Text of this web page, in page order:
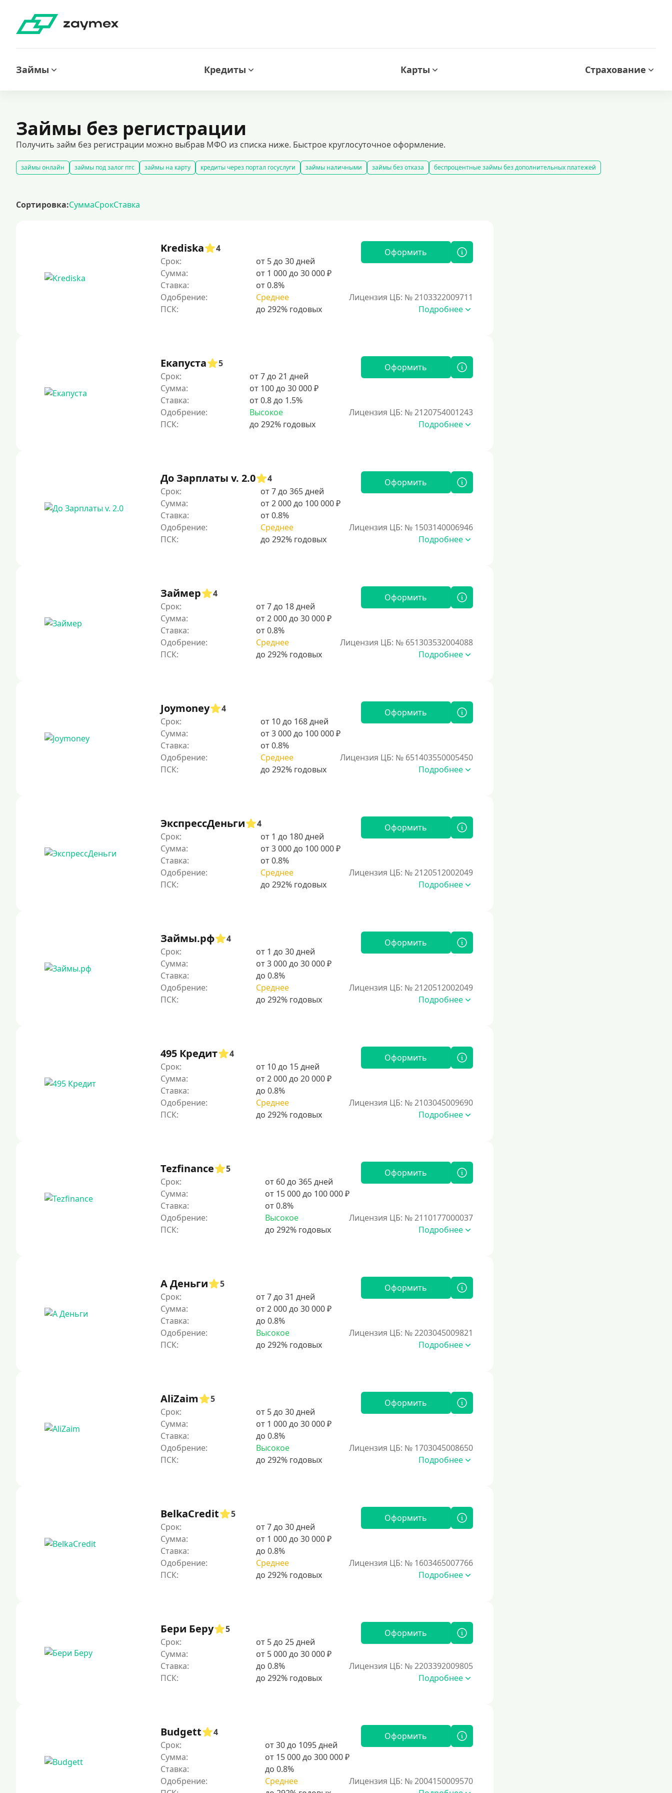
Займы Кредиты Карты Страхование
Займы без регистрации
Получить займ без регистрации можно выбрав МФО из списка ниже. Быстрое круглосуточное оформление.
займы онлайн займы под залог птс займы на карту кредиты через портал госуслуги займы наличными займы без отказа
беспроцентные займы без дополнительных платежей
Сортировка:СуммаСрокСтавка
Krediska
4
Срок:
от 5 до 30 дней
Сумма:
от 1 000 до 30 000 ₽
Ставка:
от 0.8%
Одобрение:
Среднее
Оформить
Лицензия ЦБ: № 2103322009711
Подробнее
Екапуста
5
Срок:
от 7 до 21 дней
Сумма:
от 100 до 30 000 ₽
Ставка:
от 0.8 до 1.5%
Одобрение:
Высокое
Оформить
Лицензия ЦБ: № 2120754001243
Подробнее
До Зарплаты v. 2.0
4
Срок:
от 7 до 365 дней
Сумма:
от 2 000 до 100 000 ₽
Ставка:
от 0.8%
Одобрение:
Среднее
Оформить
Лицензия ЦБ: № 1503140006946
Подробнее
Займер
4
Срок:
от 7 до 18 дней
Сумма:
от 2 000 до 30 000 ₽
Ставка:
от 0.8%
Одобрение:
Среднее
Оформить
Лицензия ЦБ: № 651303532004088
Подробнее
Joymoney
4
Срок:
от 10 до 168 дней
Сумма:
от 3 000 до 100 000 ₽
Ставка:
от 0.8%
Одобрение:
Среднее
Оформить
Лицензия ЦБ: № 651403550005450
Подробнее
ЭкспрессДеньги
4
Срок:
от 1 до 180 дней
Сумма:
от 3 000 до 100 000 ₽
Ставка:
от 0.8%
Одобрение:
Среднее
Оформить
Лицензия ЦБ: № 2120512002049
Подробнее
Займы.рф
4
Срок:
от 1 до 30 дней
Сумма:
от 3 000 до 30 000 ₽
Ставка:
до 0.8%
Одобрение:
Среднее
Оформить
Лицензия ЦБ: № 2120512002049
Подробнее
495 Кредит
4
Срок:
от 10 до 15 дней
Сумма:
от 2 000 до 20 000 ₽
Ставка:
до 0.8%
Одобрение:
Среднее
Оформить
Лицензия ЦБ: № 2103045009690
Подробнее
Tezfinance
5
Срок:
от 60 до 365 дней
Сумма:
от 15 000 до 100 000 ₽
Ставка:
от 0.8%
Одобрение:
Высокое
Оформить
Лицензия ЦБ: № 2110177000037
Подробнее
А Деньги
5
Срок:
от 7 до 31 дней
Сумма:
от 2 000 до 30 000 ₽
Ставка:
до 0.8%
Одобрение:
Высокое
Оформить
Лицензия ЦБ: № 2203045009821
Подробнее
AliZaim
5
Срок:
от 5 до 30 дней
Сумма:
от 1 000 до 30 000 ₽
Ставка:
до 0.8%
Одобрение:
Высокое
Оформить
Лицензия ЦБ: № 1703045008650
Подробнее
BelkaCredit
5
Срок:
от 7 до 30 дней
Сумма:
от 1 000 до 30 000 ₽
Ставка:
до 0.8%
Одобрение:
Среднее
Оформить
Лицензия ЦБ: № 1603465007766
Подробнее
Бери Беру
5
Срок:
от 5 до 25 дней
Сумма:
от 5 000 до 30 000 ₽
Ставка:
до 0.8%
Оформить
Лицензия ЦБ: № 2203392009805
Подробнее
Budgett
4
Срок:
от 30 до 1095 дней
Сумма:
от 15 000 до 300 000 ₽
Ставка:
до 0.8%
Одобрение:
Среднее
Оформить
Лицензия ЦБ: № 2004150009570